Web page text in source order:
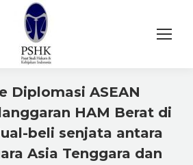
Diplomasi ASEAN
HAM Berat di
beli senjata antara
Asia Tenggara dan